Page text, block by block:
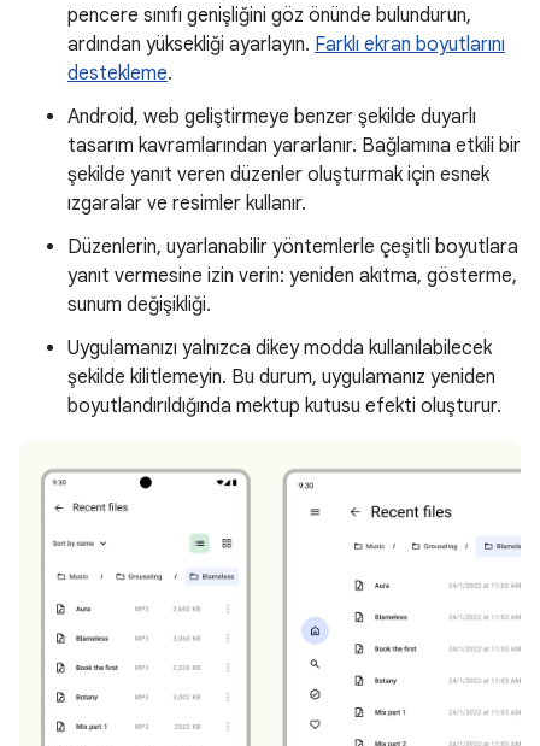
pencere sınıfı genişliğini göz önünde bulundurun,
ardından yüksekliği ayarlayın. Farklı ekran boyutlarını
destekleme.
Android, web geliştirmeye benzer şekilde duyarlı
tasarım kavramlarından yararlanır. Bağlamına etkili bir
şekilde yanıt veren düzenler oluşturmak için esnek
ızgaralar ve resimler kullanır.
Düzenlerin, uyarlanabilir yöntemlerle çeşitli boyutlara
yanıt vermesine izin verin: yeniden akıtma, gösterme,
sunum değişikliği.
Uygulamanızı yalnızca dikey modda kullanılabilecek
şekilde kilitlemeyin. Bu durum, uygulamanız yeniden
boyutlandırıldığında mektup kutusu efekti oluşturur.